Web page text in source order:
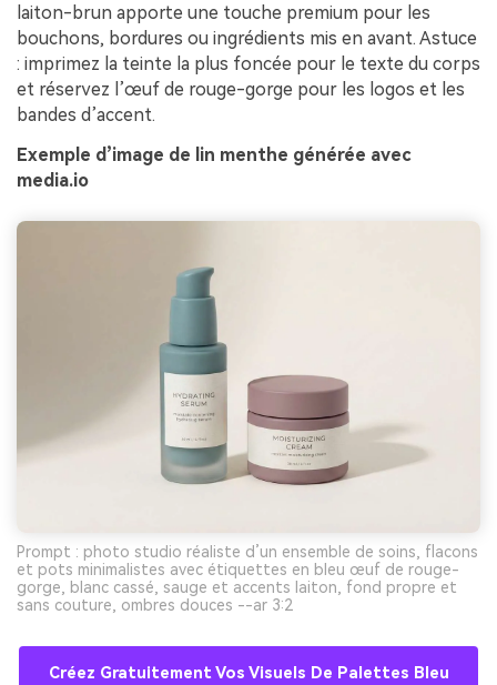
laiton-brun apporte une touche premium pour les
bouchons, bordures ou ingrédients mis en avant. Astuce
: imprimez la teinte la plus foncée pour le texte du corps
et réservez l’œuf de rouge-gorge pour les logos et les
bandes d’accent.
Exemple d’image de lin menthe générée avec
media.io
Prompt : photo studio réaliste d’un ensemble de soins, flacons
et pots minimalistes avec étiquettes en bleu œuf de rouge-
gorge, blanc cassé, sauge et accents laiton, fond propre et
sans couture, ombres douces --ar 3:2
Créez Gratuitement Vos Visuels De Palettes Bleu